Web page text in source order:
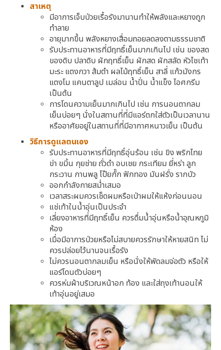
สาเหตุ
มีอาการเจ็บป่วยเรื้อรังมานานทำให้พลังและหยางถูก
ทำลาย
อายุมากขึ้น พลังหยางเสื่อมถอยลดลงตามธรรมชาติ
รับประทานอาหารที่มีฤทธิ์เย็นมากเกินไป เช่น ของสด
ของดิบ ปลาดิบ ผักฤทธิ์เย็น ผักสด ผักสลัด หัวไชเท้า
มะระ แตงกวา ส้มตำ ผลไม้ฤทธิ์เย็น สาลี่ แก้วมังกร
แตงโม แคนตาลูป เมล่อน น้ำปั่น น้ำแข็ง ไอศกรีม
เป็นต้น
การโดนความเย็นมากเกินไป เช่น การนอนตากลม
เย็นบ่อยๆ นั่งในสถานที่ที่มีแอร์ตกใส่ตัวเป็นเวลานาน
หรืออาศัยอยู่ในสถานที่ที่มีอากาศหนาวเย็น เป็นต้น
วิธีการดูแลตนเอง
รับประทานอาหารที่มีฤทธิ์อุ่นร้อน เช่น ขิง พริกไทย
ข่า ขมิ้น กุยช่าย ถั่วดำ อบเชย กระเทียม ยี่หร่า ลูก
กระวาน กานพลู โป๊ยกั๊ก ฟักทอง มันฝรั่ง รากบัว
ออกกำลังกายสม่ำเสมอ
เวลาสระผมควรเช็ดผมหรือเป่าผมให้แห้งก่อนนอน
แช่เท้าในน้ำอุ่นเป็นประจำ
เลี่ยงอาหารที่มีฤทธิ์เย็น ควรดื่มน้ำอุ่นหรือน้ำอุณหภูมิ
ห้อง
เมื่อมีอาการป่วยหรือไม่สบายควรรักษาให้หายสนิท ไม่
ควรปล่อยไว้นานจนเรื้อรัง
ไม่ควรนอนตากลมเย็น หรือนั่งให้พัดลมจ่อตัว หรือให้
แอร์โดนตัวบ่อยๆ
ควรห่มผ้าบริเวณหน้าอก ท้อง และใส่ถุงเท้านอนให้
เท้าอุ่นอยู่เสมอ